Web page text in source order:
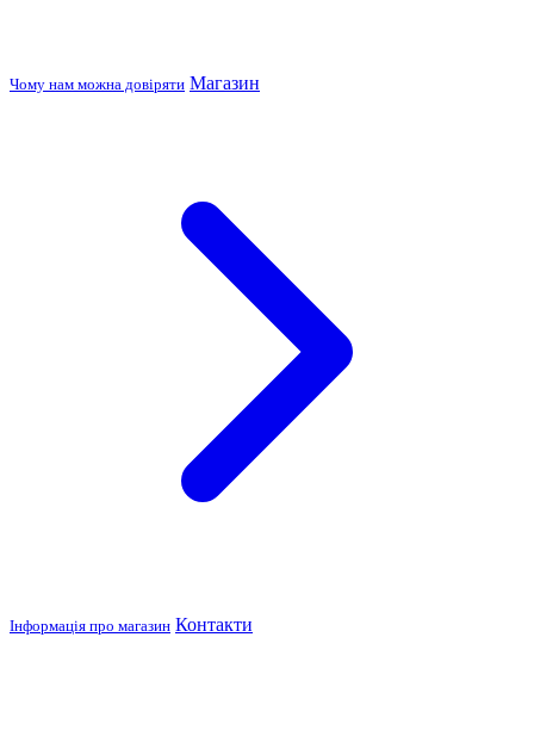
Чому нам можна довіряти Магазин
Інформація про магазин Контакти